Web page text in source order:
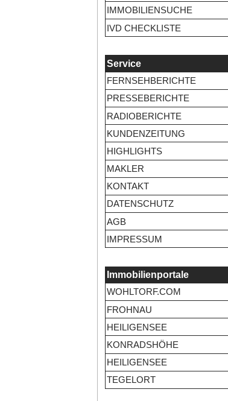
IMMOBILIENSUCHE
IVD CHECKLISTE
Service
FERNSEHBERICHTE
PRESSEBERICHTE
RADIOBERICHTE
KUNDENZEITUNG
HIGHLIGHTS
MAKLER
KONTAKT
DATENSCHUTZ
AGB
IMPRESSUM
Immobilienportale
WOHLTORF.COM
FROHNAU
HEILIGENSEE
KONRADSHÖHE
HEILIGENSEE
TEGELORT